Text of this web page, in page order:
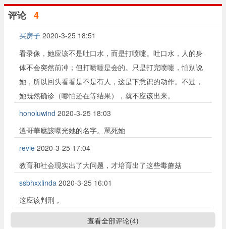
评论 4
买房子 2020-3-25 18:51
看录像，她应该不是吐口水，而是打喷嚏。吐口水，人的身
体不会突然前冲；但打喷嚏是会的。只是打完喷嚏，怕别说
她，所以回头看看是不是有人，这是下意识的动作。不过，
她既然确诊（哪怕还在等结果），就不应该出来。
honoluwind 2020-3-25 18:03
溫哥華應該曝光她的名字。罵死她
revie 2020-3-25 17:04
教育和社会现实出了大问题，才培育出了这些毒蘑菇
ssbhxxlinda 2020-3-25 16:01
这应该判刑，
查看全部评论(4)